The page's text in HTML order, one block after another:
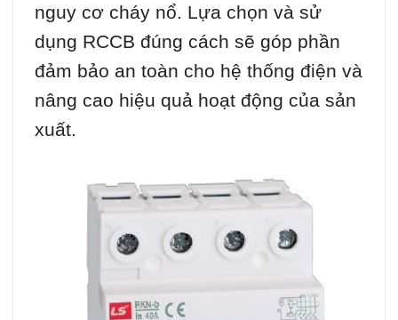
nguy cơ cháy nổ. Lựa chọn và sử
dụng RCCB đúng cách sẽ góp phần
đảm bảo an toàn cho hệ thống điện và
nâng cao hiệu quả hoạt động của sản
xuất.